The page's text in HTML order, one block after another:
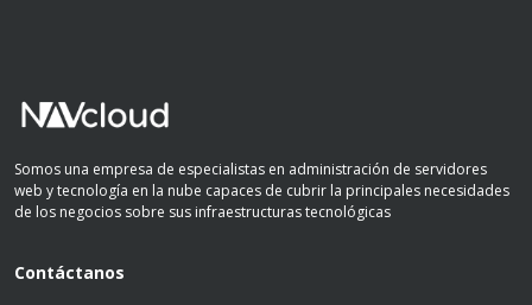
Somos una empresa de especialistas en administración de servidores
web y tecnología en la nube capaces de cubrir la principales necesidades
de los negocios sobre sus infraestructuras tecnológicas
Contáctanos